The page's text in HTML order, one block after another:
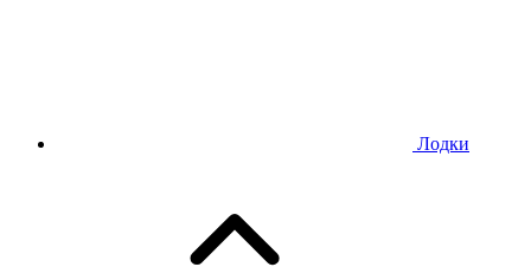
Лодки